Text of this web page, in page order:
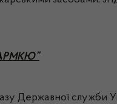
Державної служби